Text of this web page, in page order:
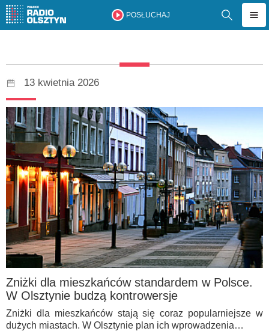
POSŁUCHAJ
13 kwietnia 2026
Zniżki dla mieszkańców standardem w Polsce.
W Olsztynie budzą kontrowersje
Zniżki dla mieszkańców stają się coraz popularniejsze w
dużych miastach. W Olsztynie plan ich wprowadzenia…